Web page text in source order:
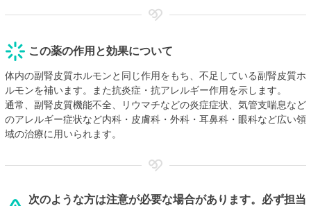
この薬の作用と効果について
体内の副腎皮質ホルモンと同じ作用をもち、不足している副腎皮質ホ
ルモンを補います。また抗炎症・抗アレルギー作用を示します。
通常、副腎皮質機能不全、リウマチなどの炎症症状、気管支喘息など
のアレルギー症状など内科・皮膚科・外科・耳鼻科・眼科など広い領
域の治療に用いられます。
次のような方は注意が必要な場合があります。必ず担当